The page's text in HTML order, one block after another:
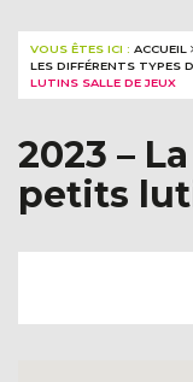
VOUS ÊTES ICI : ACCUEIL
LES DIFFÉRENTS TYPES
LUTINS SALLE DE JEUX
2023 –
petits